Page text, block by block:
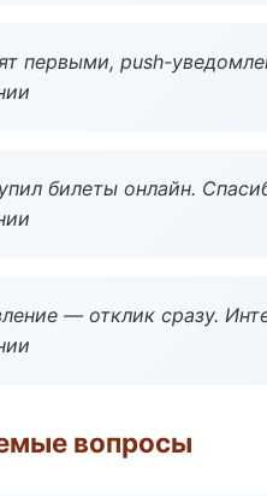
первыми, push-
билеты онлайн.
— отклик сразу.
вопросы